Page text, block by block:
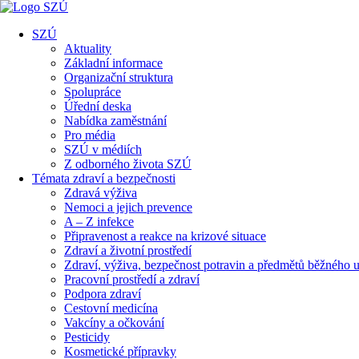
SZÚ
Aktuality
Základní informace
Organizační struktura
Spolupráce
Úřední deska
Nabídka zaměstnání
Pro média
SZÚ v médiích
Z odborného života SZÚ
Témata zdraví a bezpečnosti
Zdravá výživa
Nemoci a jejich prevence
A – Z infekce
Připravenost a reakce na krizové situace
Zdraví a životní prostředí
Zdraví, výživa, bezpečnost potravin a předmětů běžného
Pracovní prostředí a zdraví
Podpora zdraví
Cestovní medicína
Vakcíny a očkování
Pesticidy
Kosmetické přípravky